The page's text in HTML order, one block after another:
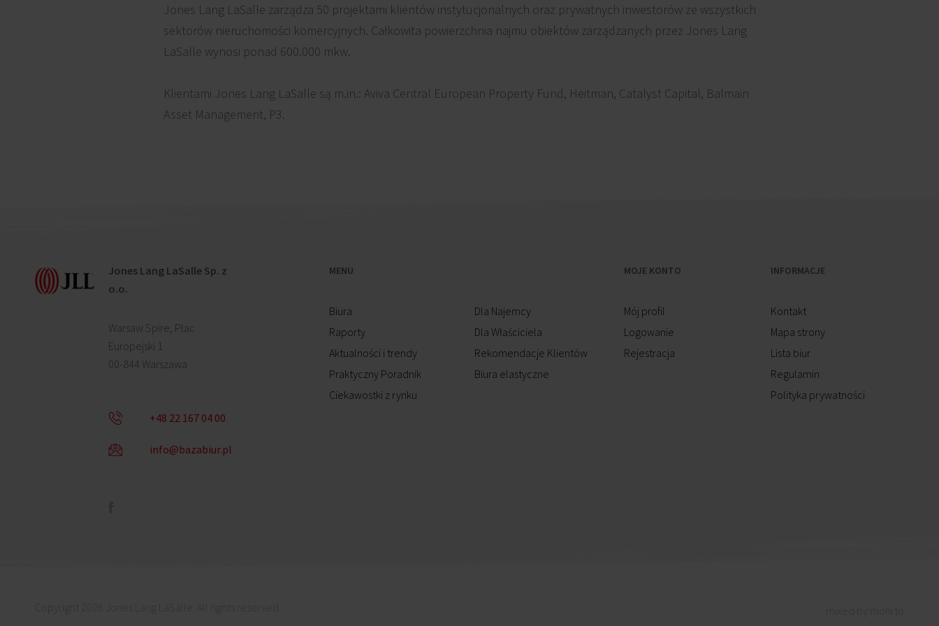
Jones Lang LaSalle zarządza 50 projektami klientów instytucjonalnych oraz prywatnych inwestorów ze wszystkich
sektorów nieruchomości komercyjnych. Całkowita powierzchnia najmu obiektów zarządzanych przez Jones Lang
LaSalle wynosi ponad 600.000 mkw.
Klientami Jones Lang LaSalle są m.in.: Aviva Central European Property Fund, Heitman, Catalyst Capital, Balmain
Asset Management, P3.
Jones Lang LaSalle Sp. z
o.o.
Warsaw Spire, Plac
Europejski 1
00-844 Warszawa
+48 22 167 04 00
info@bazabiur.pl
MENU
Biura
Raporty
Aktualności i trendy
Praktyczny Poradnik
Ciekawostki z rynku
Dla Najemcy
Dla Właściciela
Rekomendacje Klientów
Biura elastyczne
MOJE KONTO
Mój profil
Logowanie
Rejestracja
INFORMACJE
Kontakt
Mapa strony
Lista biur
Regulamin
Polityka prywatności